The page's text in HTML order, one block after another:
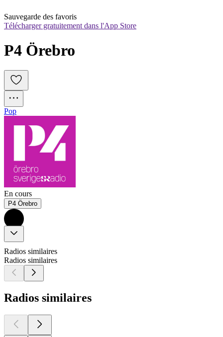
Sauvegarde des favoris
Télécharger gratuitement dans l'App Store
P4 Örebro
Pop
En cours
P4 Örebro
Radios similaires
Radios similaires
Radios similaires